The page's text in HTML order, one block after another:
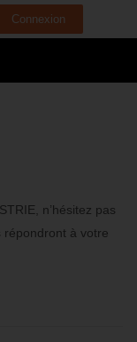
Connexion
n’hésitez pas
répondront à votre